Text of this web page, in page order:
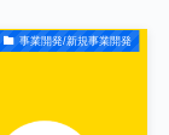
事業開発/新規事業開発